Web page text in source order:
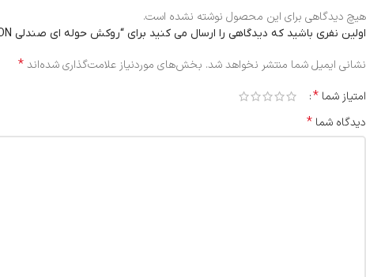
هیچ دیدگاهی برای این محصول نوشته نشده است.
اولین نفری باشید که دیدگاهی را ارسال می کنید برای “روکش حوله ای صندلی ION”
نشانی ایمیل شما منتشر نخواهد شد. بخش‌های موردنیاز علامت‌گذاری شده‌اند*
امتیاز شما *
دیدگاه شما *